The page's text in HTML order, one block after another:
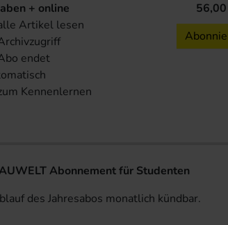
+ online
Artikel lesen
endet
Kennenlernen
56,00
Abonnement für Studenten
des Jahresabos monatlich kündbar.